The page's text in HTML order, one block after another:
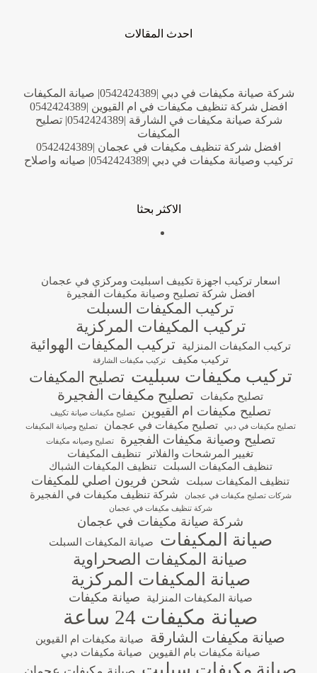
احدث المقالات
شركة صيانة مكيفات في دبي |0542424389| صيانة المكيفات
افضل شركة تنظيف مكيفات في ام القيوين |0542424389
شركة صيانة مكيفات في الشارقة |0542424389| تصليح
المكيفات
افضل شركة تنظيف مكيفات في عجمان |0542424389
تركيب وصيانة مكيفات في دبي |0542424389| صيانه واصلاح
الاكثر بحثا
اسعار تركيب اجهزة تكييف اسبليت ومركزي في عجمان
افضل شركة تصليح وصيانة مكيفات الفجيرة
تركيب المكيفات السبلت
تركيب المكيفات المركزية
تركيب المكيفات المنزلية تركيب المكيفات الهوائية
تركيب مكيف تركيب مكيفات الشارقة
تركيب مكيفات سبليت تصليح المكيفات
تصليح مكيفات تصليح مكيفات الفجيرة
تصليح مكيفات ام القيوين
تصليح مكيفات صيانة تكييف
تصليح مكيفات في دبي
تصليح مكيفات في عجمان تصليح وصيانة المكيفات
تصليح وصيانة مكيفات الفجيرة تصليح وصيانه مكيفات
تغيير المرشحات والفلاتر
تنظيف المكيفات
تنظيف المكيفات السبلت
تنظيف المكيفات الشباك
تنظيف المكيفات سبلت
شحن فريون اصلي للمكيفات
شركات تصليح مكيفات في عجمان شركة تنظيف مكيفات في الفجيرة
شركة تنظيف مكيفات في عجمان
شركة صيانة مكيفات في عجمان
صيانة المكيفات صيانة المكيفات السبلت
صيانة المكيفات الصحراوية
صيانة المكيفات المركزية
صيانة المكيفات المنزلية صيانة مكيفات
صيانة مكيفات 24 ساعة
صيانة مكيفات الشارقة
صيانة مكيفات ام القيوين
صيانة مكيفات بام القيوين
صيانة مكيفات دبي
صيانة مكيفات سبليت